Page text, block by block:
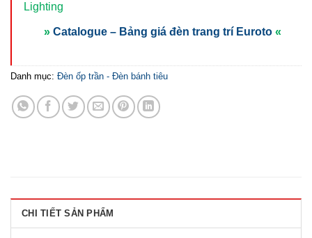
Lighting
» Catalogue – Bảng giá đèn trang trí Euroto «
Danh mục: Đèn ốp trần - Đèn bánh tiêu
CHI TIẾT SẢN PHẨM